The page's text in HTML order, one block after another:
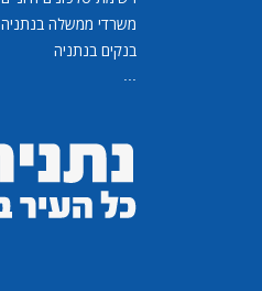
משרדי ממשלה בנתניה
בנקים בנתניה
...